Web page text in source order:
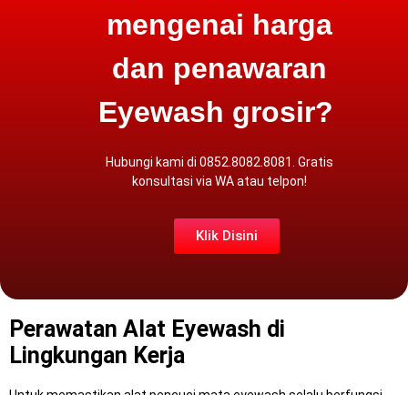
mengenai harga
dan penawaran
Eyewash grosir?
Hubungi kami di 0852.8082.8081. Gratis
konsultasi viaWA atau telpon!
Klik Disini
Perawatan Alat Eyewash di
Lingkungan Kerja